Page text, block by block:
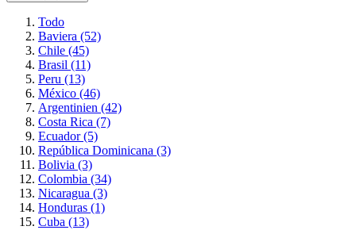
Todo
Baviera (52)
Chile (45)
Brasil (11)
Peru (13)
México (46)
Argentinien (42)
Costa Rica (7)
Ecuador (5)
República Dominicana (3)
Bolivia (3)
Colombia (34)
Nicaragua (3)
Honduras (1)
Cuba (13)